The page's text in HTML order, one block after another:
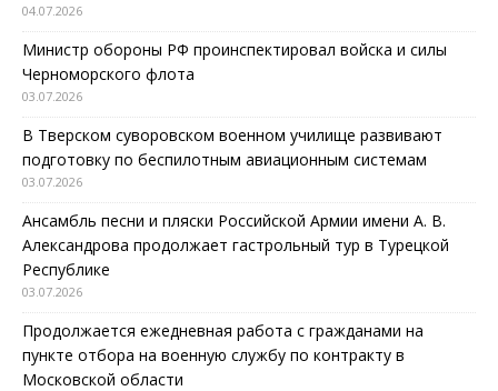
04.07.2026
Министр обороны РФ проинспектировал войска и силы
Черноморского флота
03.07.2026
В Тверском суворовском военном училище развивают
подготовку по беспилотным авиационным системам
03.07.2026
Ансамбль песни и пляски Российской Армии имени А. В.
Александрова продолжает гастрольный тур в Турецкой
Республике
03.07.2026
Продолжается ежедневная работа с гражданами на
пункте отбора на военную службу по контракту в
Московской области